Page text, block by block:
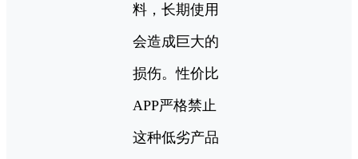
料，长期使用
会造成巨大的
损伤。性价比
APP严格禁止
这种低劣产品